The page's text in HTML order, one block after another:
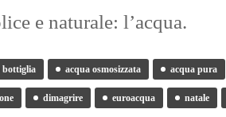
e naturale: l’acqua.
bottiglia acqua osmosizzata acqua pura
dimagrire euroacqua natale